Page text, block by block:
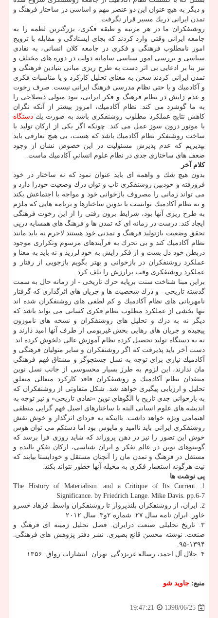
و دیگر به هیچ عنوان این دو عنصر مهم و اساسی در ساختار فرهنگ و
تمدن ایرانی دریك مسیر قرار نگرفت.
روشنفكران ما در هر مرتبه و طبقه فكری، بزرگترین لطمه را به
جامعه ایرانی وقتی وارد كردند كه بجای ایستادگی و مقابله با ترویج
امور نامطلوب فرهنگی و فكری در جامعه كلان انسانی، به نقادی
سیاسی و بررسی امور سیاسی سامانه دولت در دوره های مختلف و
نیز بنا بر ادعایی بی اثر دست به طرح ریزی مبانی بنیادین فرهنگی و
تمدن ایرانی كردند سخن به معنای تحلیل كاركرد و یا مناسبات فكری
و آكادمیك و یا حتی نظام مدرسی فرهنگ ایرانی نیست. صرف رخوت
و عدم زایش در نظام فرهنگ و فكر ایرانی، نبود متولی ذیصلاحی را
به ما گوشزد می كند. نظام آكادمیك، امروز بیشتر از آنكه نگران
كاهش نتایج عملكرد مطلوب روشنفكری باشد به صورت یك دستگاه
یا موتور درون سوز عمل می كند. چونكه اگر یكی از اركان تولید یا
ساخت روشنفكر نظام آكادمیك باشد كه هست، بی هیچ تعارفی باید
بپذیریم كه عدم پذیرش مسئولیت در این خصوص نشان از وجود
ضعف های ساختاری جدی در نظام علوم انسانیِ آكادمیك ماست.
كلام آخر
بدون هیچ شك و واهمه ای باید عنوان نمود كه نه ساختار در خود
فرورفته و خودبین روشنفكری تاب و توان درك وضعیت خودرا دارد و
می تواند زمانی را مصروف بازخوانی خود و مواجه با اجتماعش بكند
و نه نظام آكادمیك توانست با تدوین ساختارها و برنامه هایی كه ملزم
به طرح ریزی آنها بود، شرایط برون رفتی را از این رخوت فرهنگی
ایجاد كند. درست در زمانه ای كه تمدن ها و فرهنگ های همسایه درپی
تحقق وضعیت بازتولید فرهنگ و تمدنی خود هستند لاجرم نه باید مانند
نظام آكادمیك كند و بی تحرك به فرآیندهای مرسوم وتكراری موجود
دربطن خود دل بست و از فكر زایش به خود لرزید و نه باید به معنا و
عملكرد روشنفكران در بازخوانی و بهتر بگویم بازجویی از رفتار و
عملكرد روشنفكری وقت پرارزش را تلف كرد.
براین مبنا شناخت سنت برپایه حرك تاریخی - از زمانه حال به سمت
گذشته تاریخی - و درك شخصیت ها و جریان های اثرگذاری كه گرفتار
نامهربانی های نظام آكادمیك و كم لطفی های روشنفكران شده اند
تنها بخشی از عملكرد مطلوب نظام فكری كسانی می تواند باشد كه
دیگر نه به درك و تحلیل های روشنفكران و نسخه های ناموزون
پیچیده و جریان های رهایی بخش غیربومی از طرف آنها امید دارند و
نه به دستگاه تولید تحصیل كرده نظام آموزش عالی دلخوش كرده اند.
دست آخر باید پذیرفت كه اگر روشنفكران و سایر متولیان فرهنگی و
آكادمیك نیازی برای توجه به نسل جستجوگر و مشتاق فهم فرهنگی
مان ندارند، این لزوم به طرز بسیار محسوسی از جانب نسل نوین
منتقدان نظام آكادمیك و روشنفكران فاقد كاركرد متعالی متعلق
تحلیل و ارزیابی پیگیری خواهد شد. شكل متفاوتی از روشنفكران كه
به بازخوانی جدی تاریخ با الگوهای نوین «نقادی تاریخی» و نیز توجه به
اندیشه های علوم انسانی البته با ساختارهای اصیل فهم گرایی منطقی
اهتمامی ویژه خواهد داشت. بااینكه به فردای اثرگذار و خوش نقش
روشنفكری ایرانی باید ناامید و مایوس بود اما دستكم می توان هوس
خوش این تصور را نیز در ذهن پروراند كه شاید روزی فرا برسد كه
گوبینوهای نوین در عالم تفكر و ایران شناسی، اركان تفكرِ بالیده و
مستقل در فرهنگ و تمدن مان را آنچنان مستقل و خودایستا بیابند كه
نیت هرگونه استعمار فكری به مخیله آنها خطور نتواند بكند.
پی نوشت ها
1. The History of Materialism: and a Critique of Its Current
Significance. by Friedrich Lange. Mike Davis. pp.6-7
2. ایران، از روشنفكران بلندپرواز تا روشنفكران واسط. فرهاد خسرو
خاور. ایران نامه سال ۲۷. شماره ۲و۳. سال ۲۰۱۲
۳. تاریخ تحلیلی صنعت درایران. فصل تحلیل زمینه ای فرهنگ و
صنعت. نوشته محسن قانع بصیری. نشر دفتر پژوهش های فرهنگی.
۱۳۹۴-۹۵.
۴. جلال آل احمد، رساله غربزدگی. تهران. انتشارات رواق. ۱۳۵۶
منبع: جاوید شو
1398/06/25
19:47:21